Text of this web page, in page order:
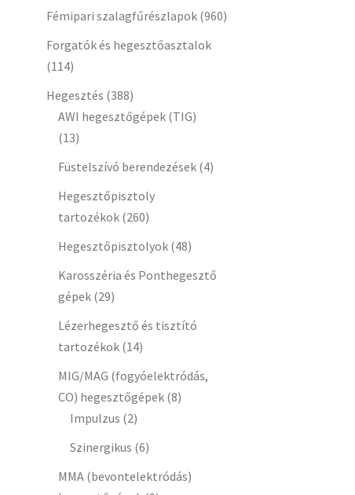
Fémipari szalagfűrészlapok (960)
Forgatók és hegesztőasztalok
(114)
Hegesztés (388)
AWI hegesztőgépek (TIG)
(13)
Füstelszívó berendezések (4)
Hegesztőpisztoly
tartozékok (260)
Hegesztőpisztolyok (48)
Karosszéria és Ponthegesztő
gépek (29)
Lézerhegesztő és tisztító
tartozékok (14)
MIG/MAG (fogyóelektródás,
CO) hegesztőgépek (8)
Impulzus (2)
Szinergikus (6)
MMA (bevontelektródás)